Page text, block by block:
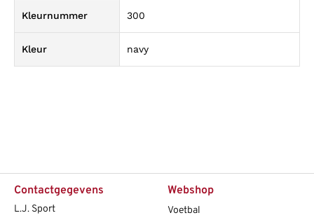
Kleurnummer 300
Kleur navy
Contactgegevens
L.J. Sport
Webshop
Voetbal